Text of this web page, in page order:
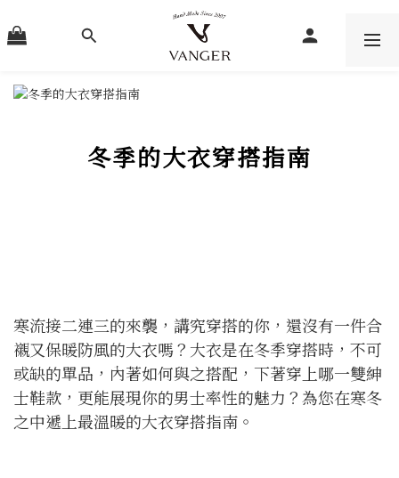
冬季的大衣穿搭指南
寒流接二連三的來襲，講究穿搭的你，還沒有一件合
襯又保暖防風的大衣嗎？大衣是在冬季穿搭時，不可
或缺的單品，內著如何與之搭配，下著穿上哪一雙紳
士鞋款，更能展現你的男士率性的魅力？為您在寒冬
之中遞上最溫暖的大衣穿搭指南。